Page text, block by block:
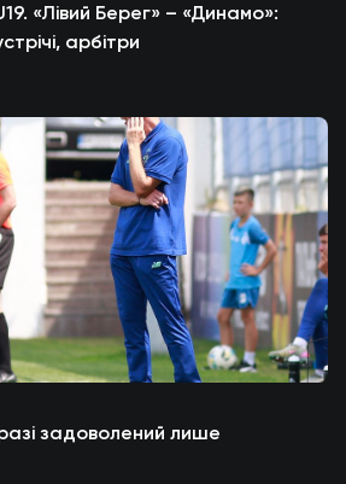
«Лівий Берег» – «Динамо»:
арбітри
задоволений лише